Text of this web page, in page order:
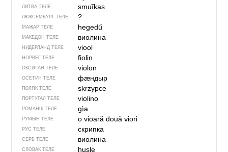
ЛИТВА ТЕЛЕ smuĩkas
ЛЮКСЕМБУРГ ТЕЛЕ ?
МАҖАР ТЕЛЕ hegedű
МАКЕДОН ТЕЛЕ виолина
НИДЕРЛАНД ТЕЛЕ viool
НОРВЕГ ТЕЛЕ fiolin
ОКСИТАН ТЕЛЕ violon
ОСЕТИН ТЕЛЕ фӕндыр
ПОЛЯК ТЕЛЕ skrzypce
ПОРТУГАЛ ТЕЛЕ violino
РОМАНШ ТЕЛЕ gìa
РУМЫН ТЕЛЕ o vioarădouă viori
РУС ТЕЛЕ скрипка
СЕРБ ТЕЛЕ виолина
СЛОВАК ТЕЛЕ husle